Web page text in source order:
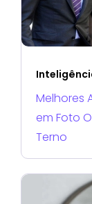
Melhores
em Foto
Terno